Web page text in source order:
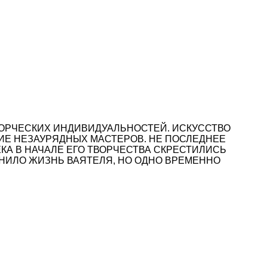
ИНДИВИДУАЛЬНОСТЕЙ. ИСКУССТВО
НЕЗАУРЯДНЫХ МАСТЕРОВ. НЕ ПОСЛЕДНЕЕ
В НАЧАЛЕ ЕГО ТВОРЧЕСТВА СКРЕСТИЛИСЬ
ЖИЗНЬ ВАЯТЕЛЯ, НО ОДНО ВРЕМЕННО